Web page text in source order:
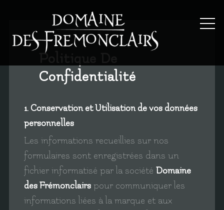
content
Politique De
Confidentialité
1. Conservation et Utilisation de vos données
personnelles
Les informations recueillies sur nos
formulaires sont enregistrées dans un
fichier informatisé par la société Domaine
des Frémonclairspour communiquer les
informations liées à la marque et aux